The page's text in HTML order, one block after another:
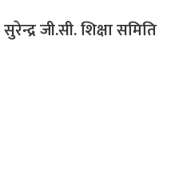
जी.सी. शिक्षा समिति